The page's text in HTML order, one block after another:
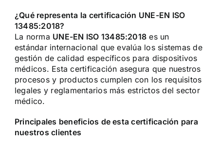
¿Qué representa la certificación UNE-EN ISO
13485:2018?
La norma UNE-EN ISO 13485:2018 es un
estándar internacional que evalúa los sistemas de
gestión de calidad específicos para dispositivos
médicos. Esta certificación asegura que nuestros
procesos y productos cumplen con los requisitos
legales y reglamentarios más estrictos del sector
médico.
Principales beneficios de esta certificación para
nuestros clientes